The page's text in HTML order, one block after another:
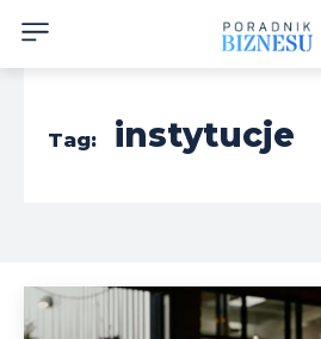
Tag: instytucje